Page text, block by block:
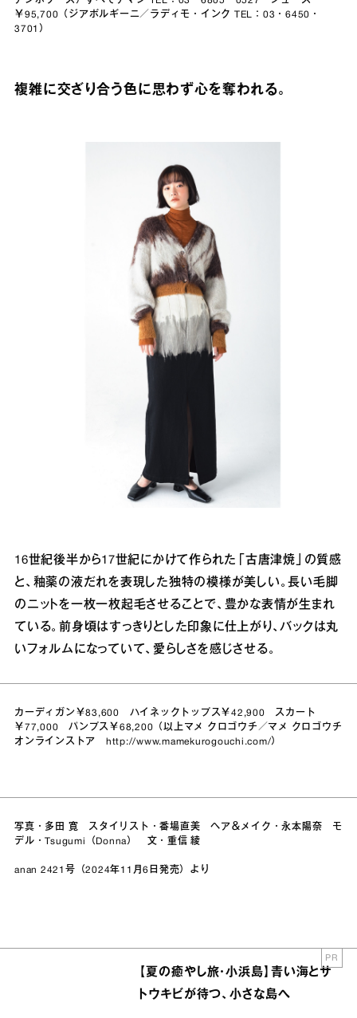
￥95,700（ジアボルギーニ／ラディモ・インク TEL：03・6450・
3701）
複雑に交ざり合う色に思わず心を奪われる。
16世紀後半から17世紀にかけて作られた「古唐津焼」の質感
と、釉薬の液だれを表現した独特の模様が美しい。長い毛脚
のニットを一枚一枚起毛させることで、豊かな表情が生まれ
ている。前身頃はすっきりとした印象に仕上がり、バックは丸
いフォルムになっていて、愛らしさを感じさせる。
カーディガン￥83,600 ハイネックトップス￥42,900 スカート
￥77,000 パンプス￥68,200（以上マメ クロゴウチ／マメ クロゴウチ
オンラインストア
http://www.mamekurogouchi.com/）
写真・多田 寛 スタイリスト・番場直美 ヘア＆メイク・永本陽奈 モ
デル・Tsugumi（Donna） 文・重信 綾
anan 2421号（2024年11月6日発売）より
【夏の癒やし旅・小浜島】青い海とサ
トウキビが待つ、小さな島へ
PR